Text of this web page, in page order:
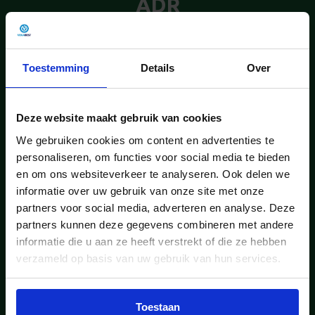
Toestemming Details Over
Deze website maakt gebruik van cookies
We gebruiken cookies om content en advertenties te
personaliseren, om functies voor social media te bieden
en om ons websiteverkeer te analyseren. Ook delen we
informatie over uw gebruik van onze site met onze
partners voor social media, adverteren en analyse. Deze
partners kunnen deze gegevens combineren met andere
informatie die u aan ze heeft verstrekt of die ze hebben
verzameld op basis van uw gebruik van hun services.
Toestaan
ADR